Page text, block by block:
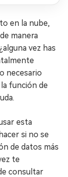
en la nube,
manera
vez has
necesario
función de
esta
si no se
de datos más
te
consultar